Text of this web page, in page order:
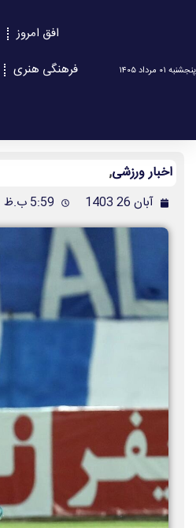
پنجشنبه ۰۱ مرداد ۱۴۰۵
افق امروز
فرهنگی هنری
اخبار ورزشی,
آبان 26 1403 5:59 ب.ظ